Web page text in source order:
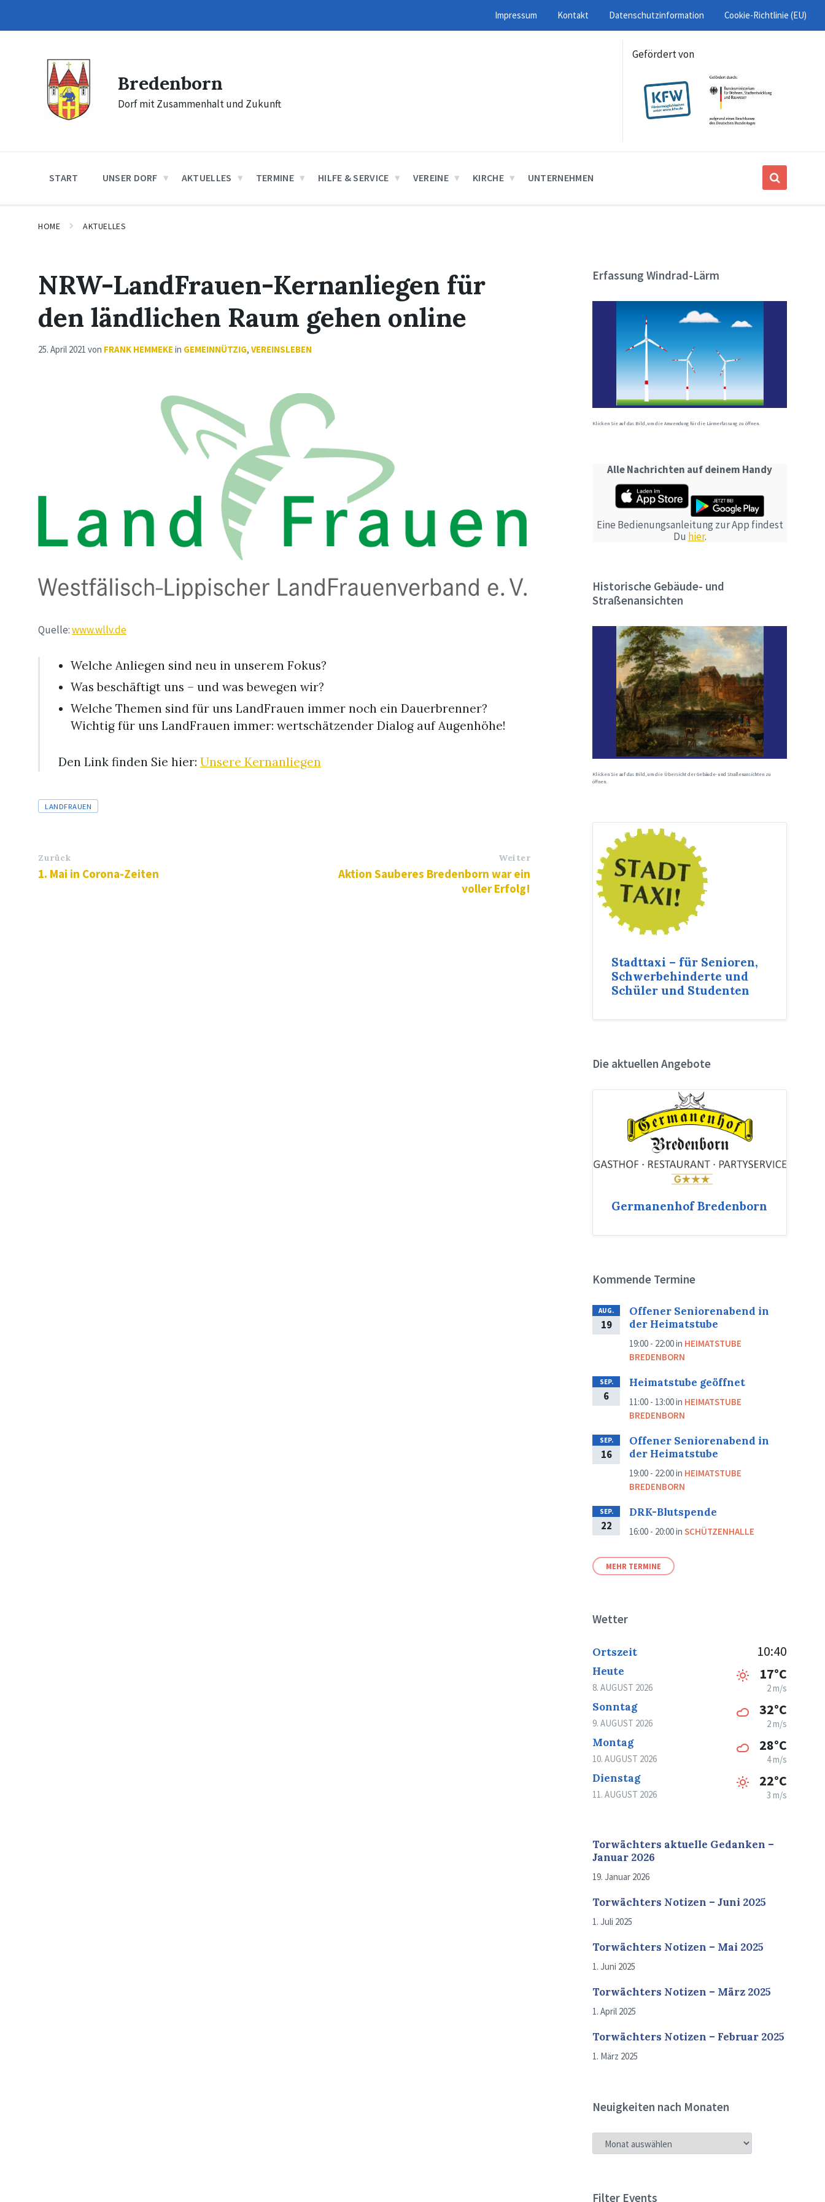
content
main
footer
Impressum Kontakt Datenschutzinformation Cookie-Richtlinie (EU)
Bredenborn
Dorf mit Zusammenhalt und Zukunft
Gefördert von
START UNSER DORF AKTUELLES TERMINE HILFE & SERVICE VEREINE KIRCHE UNTERNEHMEN
HOME AKTUELLES
NRW-LandFrauen-Kernanliegen für
den ländlichen Raum gehen online
25. April 2021 von FRANK HEMMEKE in GEMEINNÜTZIG, VEREINSLEBEN
Quelle:www.wllv.de
Welche Anliegen sind neu in unserem Fokus?
Was beschäftigt uns – und was bewegen wir?
Welche Themen sind für uns LandFrauen immer noch ein Dauerbrenner?
Wichtig für uns LandFrauen immer: wertschätzender Dialog auf Augenhöhe!
Den Link finden Sie hier: Unsere Kernanliegen
Tags
LANDFRAUEN
Zurück
1. Mai in Corona-Zeiten
Weiter
Aktion Sauberes Bredenborn war ein
voller Erfolg!
Erfassung Windrad-Lärm
Klicken Sie auf das Bild, um die Anwendung für die Lärmerfassung zu öffnen.
Alle Nachrichten auf deinem Handy
Eine Bedienungsanleitung zur App findest
Du hier.
Historische Gebäude- und
Straßenansichten
Klicken Sie auf das Bild, um die Übersicht der Gebäude- und Straßenansichten zu
öffnen.
Stadttaxi – für Senioren,
Schwerbehinderte und
Schüler und Studenten
Die aktuellen Angebote
Germanenhof Bredenborn
Kommende Termine
AUG.
19
Offener Seniorenabend in
der Heimatstube
19:00 - 22:00in HEIMATSTUBE
BREDENBORN
SEP.
6
Heimatstube geöffnet
11:00 - 13:00in HEIMATSTUBE
BREDENBORN
SEP.
16
Offener Seniorenabend in
der Heimatstube
19:00 - 22:00in HEIMATSTUBE
BREDENBORN
SEP.
22
DRK-Blutspende
16:00 - 20:00inSCHÜTZENHALLE
MEHR TERMINE
Wetter
Ortszeit 10:40
Heute
8. AUGUST 2026
17°C
2 m/s
Sonntag
9. AUGUST 2026
32°C
2 m/s
Montag
10. AUGUST 2026
28°C
4 m/s
Dienstag
11. AUGUST 2026
22°C
3 m/s
Torwächters aktuelle Gedanken –
Januar 2026
19. Januar 2026
Torwächters Notizen – Juni 2025
1. Juli 2025
Torwächters Notizen – Mai 2025
1. Juni 2025
Torwächters Notizen – März 2025
1. April 2025
Torwächters Notizen – Februar 2025
1. März 2025
Neuigkeiten nach Monaten
NEUIGKEITEN
NACH
Filter Events